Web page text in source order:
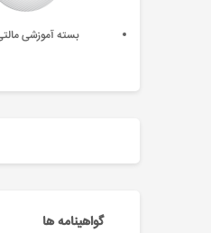
بسته آموزشی
گواهینامه ها